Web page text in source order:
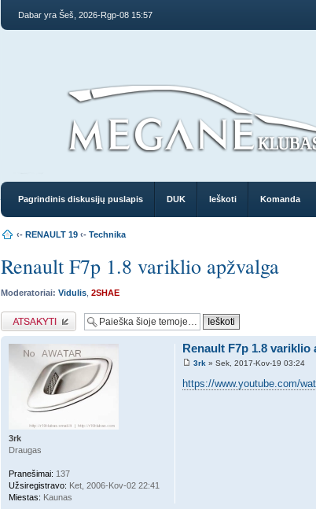
Dabar yra Šeš, 2026-Rgp-08 15:57
Pagrindinis diskusijų puslapis DUK Ieškoti Komanda
‹- RENAULT 19 ‹- Technika
Renault F7p 1.8 variklio apžvalga
Moderatoriai: Vidulis 2SHAE
Atsakymo rašymas
Renault F7p 1.8 variklio
3rk » Sek, 2017-Kov-19 03:24
https://www.youtube.com/
3rk
Draugas
Pranešimai: 137
Užsiregistravo: Ket, 2006-Kov-02 22:41
Miestas: Kaunas